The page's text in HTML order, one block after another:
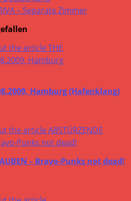
– Separate Zimmer
Hamburg (Hafenklang)
– Bravo-Punks not dead!